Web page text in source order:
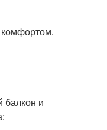
балкон и